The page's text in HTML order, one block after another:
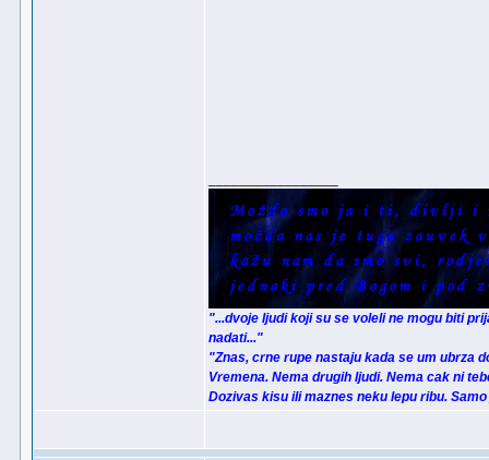
"...dvoje ljudi koji su se voleli ne mogu biti
nadati..."
"Znas, crne rupe nastaju kada se um ubrza
Vremena. Nema drugih ljudi. Nema cak ni
Dozivas kisu ili maznes neku lepu ribu.